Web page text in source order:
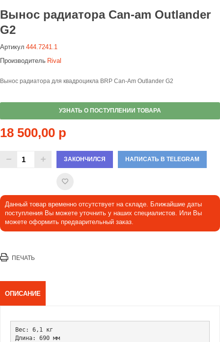
Вынос радиатора Can-am Outlander
G2
Артикул 444.7241.1
Производитель Rival
Вынос радиатора для квадроцикла BRP Can-Am Outlander G2
УЗНАТЬ О ПОСТУПЛЕНИИ ТОВАРА
18 500,00 р
ЗАКОНЧИЛСЯ НАПИСАТЬ В TELEGRAM
Данный товар временно отсутствует на складе. Ближайшие даты
поступления Вы можете уточнить у наших специалистов. Или Вы
можете оформить предварительный заказ.
ПЕЧАТЬ
ОПИСАНИЕ
Вес: 6,1 кг
Длина: 690 мм